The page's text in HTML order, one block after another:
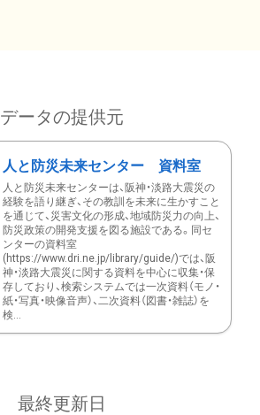
データの提供元
人と防災未来センター 資料室
人と防災未来センターは、阪神・淡路大震災の
経験を語り継ぎ、その教訓を未来に生かすこと
を通じて、災害文化の形成、地域防災力の向上、
防災政策の開発支援を図る施設である。同セ
ンターの資料室
(https://www.dri.ne.jp/library/guide/)では、阪
神・淡路大震災に関する資料を中心に収集・保
存しており、検索システムでは一次資料（モノ・
紙・写真・映像音声）、二次資料（図書・雑誌）を
検...
最終更新日